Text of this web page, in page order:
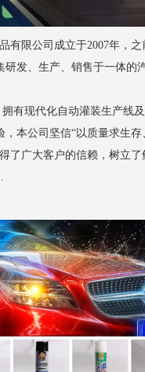
限公司成立于2007年，之
研发、生产、销售于一体的
有现代化自动灌装生产线
，本公司坚信“以质量求生
了广大客户的信赖，树立了